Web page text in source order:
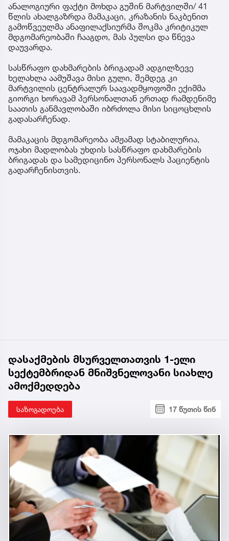
ანალოგიური ფაქტი მოხდა გუშინ მარტვილში/ 41
წლის ახალგაზრდა მამაკაცი, კრაზანის ნაკბენით
გამოწვეულმა ანაფილაქსიურმა შოკმა კრიტიკულ
მდგომარეობაში ჩააგდო, მას პულსი და წნევა
დაუვარდა.
სასწრაფო დახმარების ბრიგადამ ადგილზევე
ხელახლა აამუშავა მისი გული, შემდეგ კი
მარტვილის ცენტრალურ საავადმყოფოში ექიმმა
გიორგი ხორავამ პერსონალთან ერთად რამდენიმე
საათის განმავლობაში იბრძოლა მისი სიცოცხლის
გადასარჩენად.
მამაკაცის მდგომარეობა ამჟამად სტაბილურია,
ოჯახი მადლობას უხდის სასწრაფო დახმარების
ბრიგადას და სამედიცინო პერსონალს პაციენტის
გადარჩენისთვის.
დასაქმების მსურველთათვის 1-ელი
სექტემბრიდან მნიშვნელოვანი სიახლე
ამოქმედდება
საზოგადოება 17 წუთის წინ